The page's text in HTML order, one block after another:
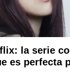
la serie
es perfecta